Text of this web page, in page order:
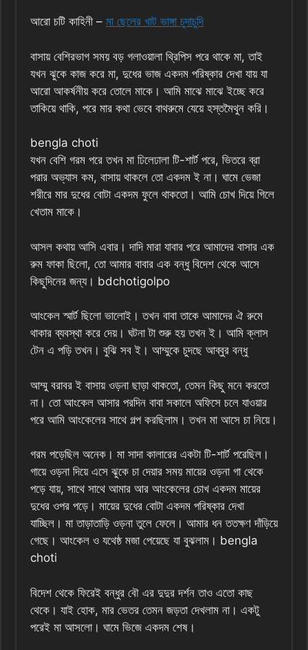
আরো চটি কাহিনী – মা ছেলের খাট ভাঙ্গা চুদাচুদি
বাসায় বেশিরভাগ সময় বড় গলাওয়ালা থ্রিপিস পরে থাকে মা, তাই
যখন ঝুকে কাজ করে মা, দুধের ভাজ একদম পরিষ্কার দেখা যায় যা
আরো আকর্ষনীয় করে তোলে মাকে। আমি মাঝে মাঝে ইচ্ছে করে
তাকিয়ে থাকি, পরে মার কথা ভেবে বাথরুমে যেয়ে হস্তমৈথুন করি।
bengla choti
যখন বেশি গরম পরে তখন মা ঢিলেঢালা টি-শার্ট পরে, ভিতরে ব্রা
পরার অভ্যাস কম, বাসায় থাকলে তো একদম ই না। ঘামে ভেজা
শরীরে মার দুধের বোটা একদম ফুলে থাকতো। আমি চোখ দিয়ে গিলে
খেতাম মাকে।
আসল কথায় আসি এবার। দাদি মারা যাবার পরে আমাদের বাসার এক
রুম ফাকা ছিলো, তো আমার বাবার এক বন্ধু বিদেশ থেকে আসে
কিছুদিনের জন্য। bdchotigolpo
আংকেল স্মার্ট ছিলো ভালোই। তখন বাবা তাকে আমাদের ঐ রুমে
থাকার ব্যবস্থা করে দেয়। ঘটনা টা শুরু হয় তখন ই। আমি ক্লাস
টেন এ পড়ি তখন। বুঝি সব ই। আম্মুকে চুদছে আব্বুর বন্ধু
আম্মু বরাবর ই বাসায় ওড়না ছাড়া থাকতো, তেমন কিছু মনে করতো
না। তো আংকেল আসার পরদিন বাবা সকালে অফিসে চলে যাওয়ার
পরে আমি আংকেলের সাথে গল্প করছিলাম। তখন মা আসে চা নিয়ে।
গরম পড়েছিল অনেক। মা সাদা কালারের একটা টি-শার্ট পরেছিল।
গায়ে ওড়না দিয়ে এসে ঝুকে চা দেয়ার সময় মায়ের ওড়না গা থেকে
পড়ে যায়, সাথে সাথে আমার আর আংকেলের চোখ একদম মায়ের
দুধের ওপর পড়ে। মায়ের দুধের বোটা একদম পরিষ্কার দেখা
যাচ্ছিল। মা তাড়াতাড়ি ওড়না তুলে ফেলে। আমার ধন ততক্ষণ দাঁড়িয়ে
গেছে। আংকেল ও যথেষ্ঠ মজা পেয়েছে যা বুঝলাম। bengla
choti
বিদেশ থেকে ফিরেই বন্ধুর বৌ এর দুদুর দর্শন তাও এতো কাছ
থেকে। যাই হোক, মার ভেতর তেমন জড়তা দেখলাম না। একটু
পরেই মা আসলো। ঘামে ভিজে একদম শেষ।